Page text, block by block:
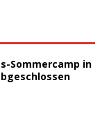
Som­mer­camp in